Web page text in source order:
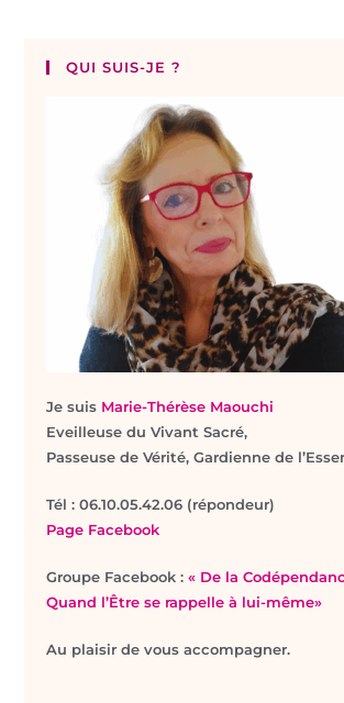
QUI SUIS-JE ?
Je suis Marie-Thérèse Maouchi
Eveilleuse du Vivant Sacré,
Passeuse de Vérité, Gardienne de
Tél : 06.10.05.42.06 (répondeur)
Page Facebook
Groupe Facebook :« De la
Quand l’Être se rappelle à lui-même»
Au plaisir de vous accompagner.